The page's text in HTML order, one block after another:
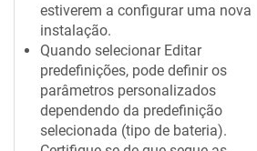
estiverem a configurar uma nova
instalação.
Quando selecionar Editar
predefinições, pode definir os
parâmetros personalizados
dependendo da predefinição
selecionada (tipo de bateria).